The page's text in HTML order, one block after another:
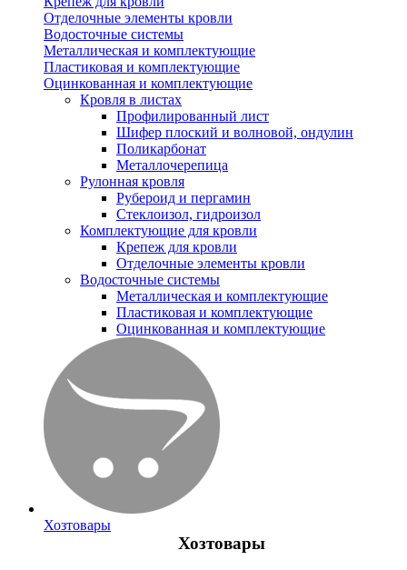
Отделочные элементы кровли
Водосточные системы
Металлическая и комплектующие
Пластиковая и комплектующие
Оцинкованная и комплектующие
Кровля в листах
Профилированный лист
Шифер плоский и волновой, ондулин
Поликарбонат
Металлочерепица
Рулонная кровля
Рубероид и пергамин
Стеклоизол, гидроизол
Комплектующие для кровли
Крепеж для кровли
Отделочные элементы кровли
Водосточные системы
Металлическая и комплектующие
Пластиковая и комплектующие
Оцинкованная и комплектующие
Хозтовары
Хозтовары